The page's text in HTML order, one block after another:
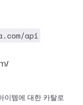
api
이템에 대한 카탈로